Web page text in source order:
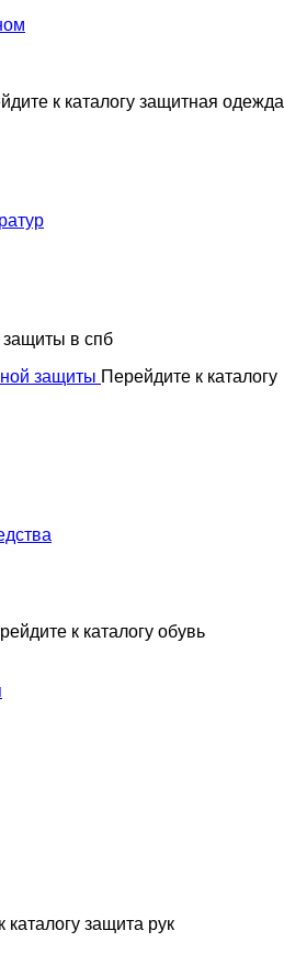
к каталогу защитная одежда
защиты Перейдите к каталогу
к каталогу обувь
каталогу защита рук